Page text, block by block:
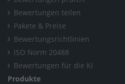
Bewertungen teilen
Pakete & Preise
Bewertungsrichtlinien
ISO Norm 20488
Bewertungen für die KI
Produkte